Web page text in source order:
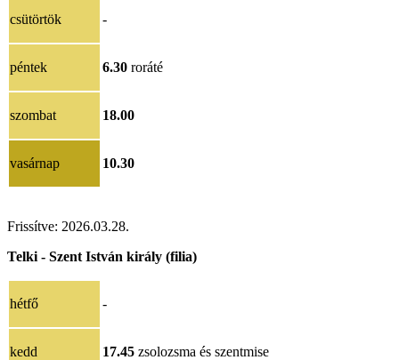
csütörtök -
péntek 6.30 roráté
szombat 18.00
vasárnap 10.30
Frissítve: 2026.03.28.
Telki - Szent István király (filia)
hétfő -
kedd 17.45 zsolozsma és szentmise